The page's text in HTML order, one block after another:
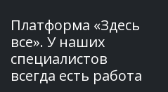
Платформа «Здесь
все». У наших
специалистов
всегда есть работа